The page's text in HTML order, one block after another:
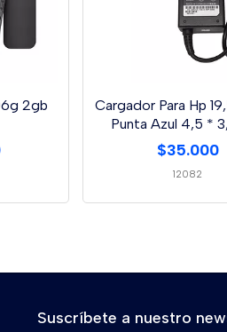
2gb
Cargador Para Hp
Punta Azul 4,5 *
$35.000
12082
Suscríbete a nuestro